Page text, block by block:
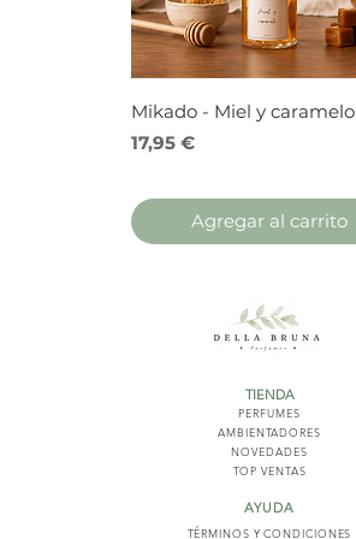
Mikado - Miel y caramelo
Precio
17,95 €
Agregar al carrito
TIENDA
PERFUMES
AMBIENTADORES
NOVEDADES
TOP VENTAS
AYUDA
TÉRMINOS Y CONDICIONES